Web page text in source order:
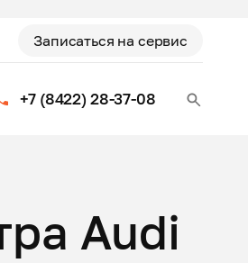
Записаться на сервис
+7 (8422) 28-37-08
Audi